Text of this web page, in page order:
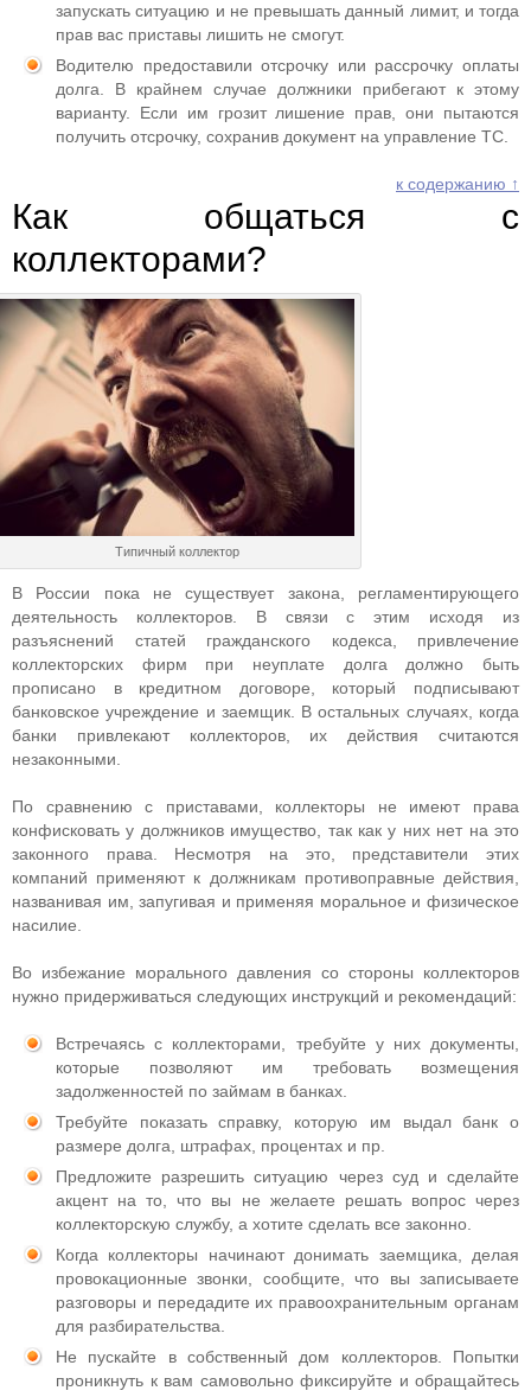
запускать ситуацию и не превышать данный лимит, и тогда
прав вас приставы лишить не смогут.
Водителю предоставили отсрочку или рассрочку оплаты
долга. В крайнем случае должники прибегают к этому
варианту. Если им грозит лишение прав, они пытаются
получить отсрочку, сохранив документ на управление ТС.
к содержанию ↑
Как общаться с
коллекторами?
Типичный коллектор
В России пока не существует закона, регламентирующего
деятельность коллекторов. В связи с этим исходя из
разъяснений статей гражданского кодекса, привлечение
коллекторских фирм при неуплате долга должно быть
прописано в кредитном договоре, который подписывают
банковское учреждение и заемщик. В остальных случаях, когда
банки привлекают коллекторов, их действия считаются
незаконными.
По сравнению с приставами, коллекторы не имеют права
конфисковать у должников имущество, так как у них нет на это
законного права. Несмотря на это, представители этих
компаний применяют к должникам противоправные действия,
названивая им, запугивая и применяя моральное и физическое
насилие.
Во избежание морального давления со стороны коллекторов
нужно придерживаться следующих инструкций и рекомендаций:
Встречаясь с коллекторами, требуйте у них документы,
которые позволяют им требовать возмещения
задолженностей по займам в банках.
Требуйте показать справку, которую им выдал банк о
размере долга, штрафах, процентах и пр.
Предложите разрешить ситуацию через суд и сделайте
акцент на то, что вы не желаете решать вопрос через
коллекторскую службу, а хотите сделать все законно.
Когда коллекторы начинают донимать заемщика, делая
провокационные звонки, сообщите, что вы записываете
разговоры и передадите их правоохранительным органам
для разбирательства.
Не пускайте в собственный дом коллекторов. Попытки
проникнуть к вам самовольно фиксируйте и обращайтесь